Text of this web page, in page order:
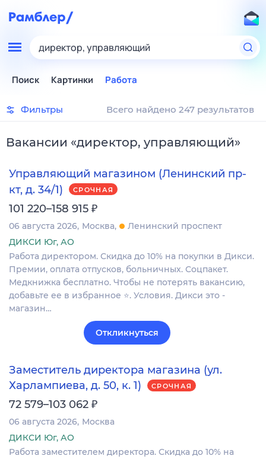
директор, управляющий
Поиск Картинки Работа
Фильтры Всего найдено 247 результатов
Вакансии «директор, управляющий»
Управляющий магазином (Ленинский пр-
кт, д. 34/1)
СРОЧНАЯ
101 220–158 915 ₽
06 августа 2026 Москва
Ленинский проспект
ДИКСИ Юг, АО
Работа директором. Скидка до 10% на покупки в Дикси.
Премии, оплата отпусков, больничных. Соцпакет.
Медкнижка бесплатно. Чтобы не потерять вакансию,
добавьте ее в избранное ⭐. Условия. Дикси это -
магазин…
Откликнуться
Заместитель директора магазина (ул.
Харлампиева, д. 50, к. 1)
СРОЧНАЯ
72 579–103 062 ₽
06 августа 2026 Москва
ДИКСИ Юг, АО
Работа заместителем директора. Скидка до 10% на